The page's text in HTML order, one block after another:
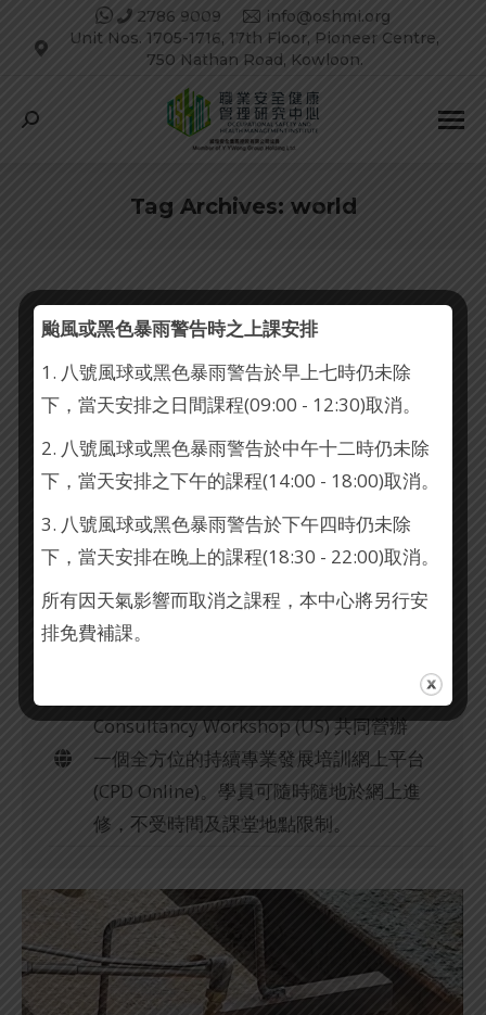
2786 9009
info@oshmi.org
Unit Nos. 1705-1716, 17th Floor, Pioneer Centre,
750 Nathan Road, Kowloon.
Search:
Tag Archives: world
持續專業發展培訓網上平台
持續專業發展培訓網上平台
Consultancy Workshop (US) 共同營辦
一個全方位的持續專業發展培訓網上平台
(CPD Online)。學員可隨時隨地於網上進
修，不受時間及課堂地點限制。
颱風或黑色暴雨警告時之上課安排
1. 八號風球或黑色暴雨警告於早上七時仍未除
下，當天安排之日間課程(09:00 - 12:30)取消。
2. 八號風球或黑色暴雨警告於中午十二時仍未除
下，當天安排之下午的課程(14:00 - 18:00)取消。
3. 八號風球或黑色暴雨警告於下午四時仍未除
下，當天安排在晚上的課程(18:30 - 22:00)取消。
所有因天氣影響而取消之課程，本中心將另行安
排免費補課。